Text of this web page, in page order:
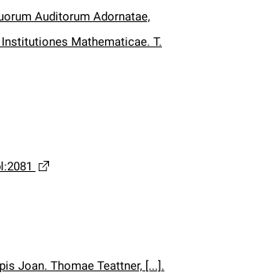
Auditorum Adornatae,
Mathematicae. T.
Joan. Thomae Teattner, [...].